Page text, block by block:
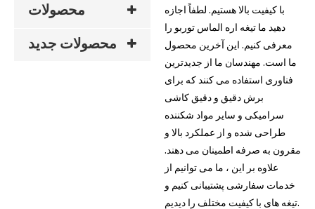
محصولات
محصولات جدید
با کیفیت بالا هستیم. لطفاً اجازه
دهید ما تیغه اره الماس توربو را
معرفی کنیم. این آخرین محصول
ما است. مهندسان ما از جدیدترین
فناوری استفاده می کنند که برای
برش دقیق و دقیق کاشی
سرامیکی و سایر مواد شکننده
طراحی شده و از عملکرد بالا و
مقرون به صرفه اطمینان می دهند.
علاوه بر این ، ما می توانیم از
خدمات سفارشی پشتیبانی کنیم و
تیغه های با کیفیت مختلف را دیدیم.